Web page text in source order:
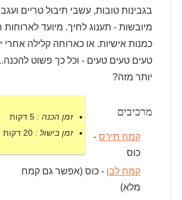
בגבינות טובות, עשבי תיבול טריים
מיובשות - תענוג לחיך. מיועד לארוחות
כמנות אישיות. או כארוחה קלילה אחרי
טעים טעים טעים - וכל כך פשוט
יותר מזה?
זמן הכנה : 5 דקות
זמן בישול : 20 דקות
מרכיבים
קמח תירס -
כוס
קמח לבן - כוס (אפשר גם קמח
מלא)